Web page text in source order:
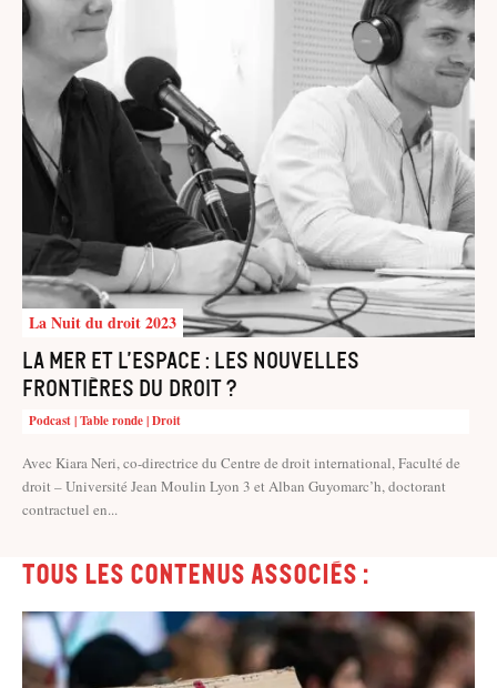
La Nuit du droit 2023
La mer et l’espace : les nouvelles
frontières du droit ?
Podcast | Table ronde | Droit
Avec Kiara Neri, co-directrice du Centre de droit international, Faculté de
droit – Université Jean Moulin Lyon 3 et Alban Guyomarc’h, doctorant
contractuel en...
Tous les contenus associés :